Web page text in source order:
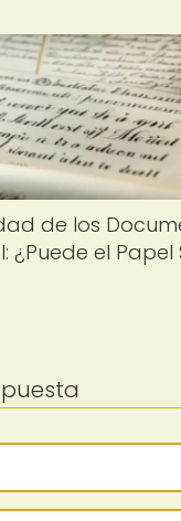
de los
¿Puede el Papel